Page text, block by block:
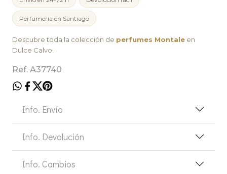
Perfumería en Santiago
Descubre toda la colección de perfumes Montale en
Dulce Calvo.
Ref. A37740
Info. Envío
Info. Devolución
Info. Cambios